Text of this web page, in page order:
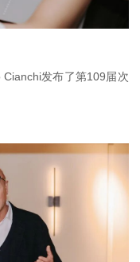
发布了第109届次